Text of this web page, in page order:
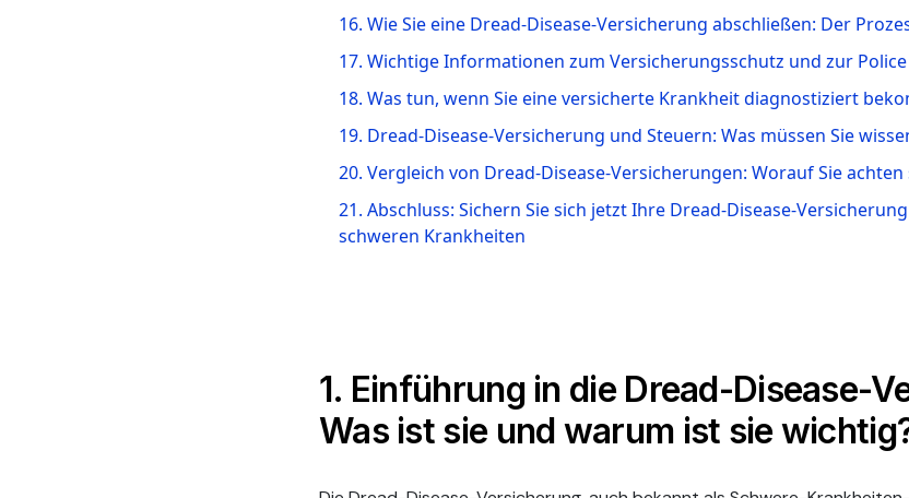
16. Wie Sie eine Dread-Disease-Versicherung abschließen: Der
17. Wichtige Informationen zum Versicherungsschutz und zur Police
18. Was tun, wenn Sie eine versicherte Krankheit diagnostiziert
19. Dread-Disease-Versicherung und Steuern: Was müssen Sie
20. Vergleich von Dread-Disease-Versicherungen: Worauf Sie
21. Abschluss: Sichern Sie sich jetzt Ihre Dread-Disease-
schweren Krankheiten
1. Einführung in die Dread-Disease-
Was ist sie und warum ist sie